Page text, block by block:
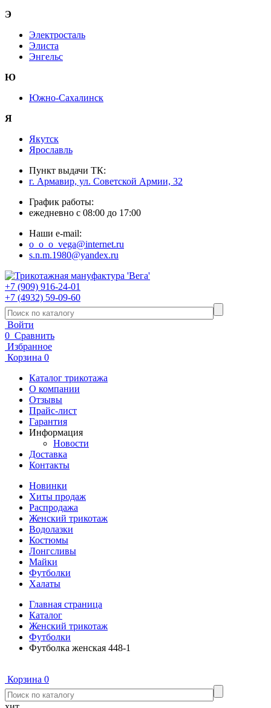
Э
Электросталь
Элиста
Энгельс
Ю
Южно-Сахалинск
Я
Якутск
Ярославль
Пункт выдачи ТК:
г. Армавир, ул. Советской Армии, 32
График работы:
ежедневно с 08:00 до 17:00
Наши e-mail:
o_o_o_vega@internet.ru
s.n.m.1980@yandex.ru
+7 (909) 916-24-01
+7 (4932) 59-09-60
Войти
0 Сравнить
Избранное
Корзина 0
Каталог трикотажа
О компании
Отзывы
Прайс-лист
Гарантия
Информация
Новости
Доставка
Контакты
Новинки
Хиты продаж
Распродажа
Женский трикотаж
Водолазки
Костюмы
Лонгсливы
Майки
Футболки
Халаты
Главная страница
Каталог
Женский трикотаж
Футболки
Футболка женская 448-1
Корзина 0